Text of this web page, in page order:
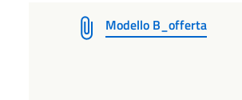
Modello B_offerta